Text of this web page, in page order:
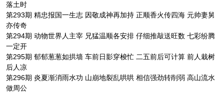
落土时
第293期 精忠报国一生志 因敬成神再加持 正顺香火传四海 元帅妻舅
亦传奇
第294期 动物世界人主宰 兄猛温顺各安排 仔细推敲送旺数 七彩纷腾
一定开
第295期 郁郁葱葱如拱墙 车前日影穿梭忙 二五前后可计算 前人栽树
后人凉
第296期 炎夏渐消雨水功 山崩地裂乱哄哄 相信强劲转削弱 高山流水
做周公